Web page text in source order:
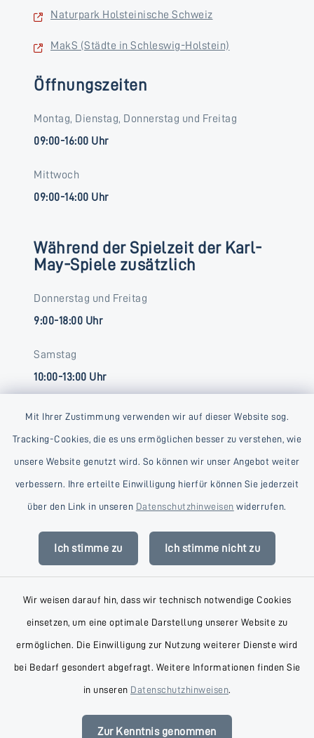
Mit Ihrer Zustimmung verwenden wir auf dieser Website sog.
Tracking-Cookies, die es uns ermöglichen besser zu verstehen, wie
unsere Website genutzt wird. So können wir unser Angebot weiter
verbessern. Ihre erteilte Einwilligung hierfür können Sie jederzeit
über den Link in unseren Datenschutzhinweisen widerrufen.
Ich stimme zu Ich stimme nicht zu
Wir weisen darauf hin, dass wir technisch notwendige Cookies
einsetzen, um eine optimale Darstellung unserer Website zu
ermöglichen. Die Einwilligung zur Nutzung weiterer Dienste wird
bei Bedarf gesondert abgefragt. Weitere Informationen finden Sie
in unseren Datenschutzhinweisen.
Zur Kenntnis genommen
Naturpark Holsteinische Schweiz
MakS (Städte in Schleswig-Holstein)
Öffnungszeiten
Montag, Dienstag, Donnerstag und Freitag
09:00-16:00 Uhr
Mittwoch
09:00-14:00 Uhr
Während der Spielzeit der Karl-
May-Spiele zusätzlich
Donnerstag und Freitag
9:00-18:00 Uhr
Samstag
10:00-13:00 Uhr
Kontakt
Barrierefreiheit
Datenschutz
Impressum
AGB
Sitemap